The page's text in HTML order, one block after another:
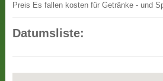
Preis Es fallen kosten für Getränke - und
Datumsliste: